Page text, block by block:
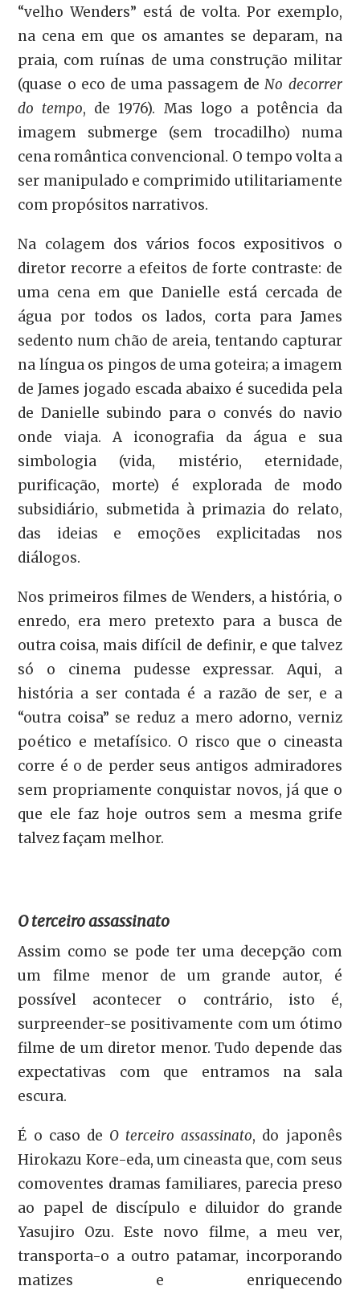
“velho Wenders” está de volta. Por exemplo,
na cena em que os amantes se deparam, na
praia, com ruínas de uma construção militar
(quase o eco de uma passagem deNo decorrer
do tempo, de 1976). Mas logo a potência da
imagem submerge (sem trocadilho) numa
cena romântica convencional. O tempo volta a
ser manipulado e comprimido utilitariamente
com propósitos narrativos.
Na colagem dos vários focos expositivos o
diretor recorre a efeitos de forte contraste: de
uma cena em que Danielle está cercada de
água por todos os lados, corta para James
sedento num chão de areia, tentando capturar
na língua os pingos de uma goteira; a imagem
de James jogado escada abaixo é sucedida pela
de Danielle subindo para o convés do navio
onde viaja. A iconografia da água e sua
simbologia (vida, mistério, eternidade,
purificação, morte) é explorada de modo
subsidiário, submetida à primazia do relato,
das ideias e emoções explicitadas nos
diálogos.
Nos primeiros filmes de Wenders, a história, o
enredo, era mero pretexto para a busca de
outra coisa, mais difícil de definir, e que talvez
só o cinema pudesse expressar. Aqui, a
história a ser contada é a razão de ser, e a
“outra coisa” se reduz a mero adorno, verniz
poético e metafísico. O risco que o cineasta
corre é o de perder seus antigos admiradores
sem propriamente conquistar novos, já que o
que ele faz hoje outros sem a mesma grife
talvez façam melhor.
O terceiro assassinato
Assim como se pode ter uma decepção com
um filme menor de um grande autor, é
possível acontecer o contrário, isto é,
surpreender-se positivamente com um ótimo
filme de um diretor menor. Tudo depende das
expectativas com que entramos na sala
escura.
É o caso de O terceiro assassinato, do japonês
Hirokazu Kore-eda, um cineasta que, com seus
comoventes dramas familiares, parecia preso
ao papel de discípulo e diluidor do grande
Yasujiro Ozu. Este novo filme, a meu ver,
transporta-o a outro patamar, incorporando
matizes e enriquecendo